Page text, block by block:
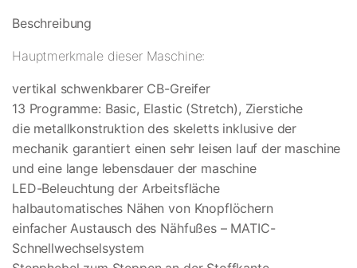
Beschreibung
Hauptmerkmale dieser Maschine:
vertikal schwenkbarer CB-Greifer
13 Programme: Basic, Elastic (Stretch), Zierstiche
die metallkonstruktion des skeletts inklusive der
mechanik garantiert einen sehr leisen lauf der maschine
und eine lange lebensdauer der maschine
LED-Beleuchtung der Arbeitsfläche
halbautomatisches Nähen von Knopflöchern
einfacher Austausch des Nähfußes – MATIC-
Schnellwechselsystem